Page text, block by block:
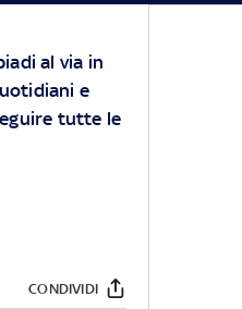
al via in
e
tutte le
CONDIVIDI